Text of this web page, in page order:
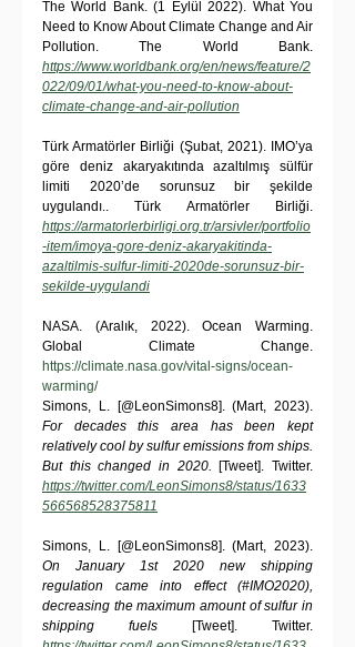
The World Bank. (1 Eylül 2022). What You
Need to Know About Climate Change and Air
https://www.worldbank.org/en/news/feature/2
022/09/01/what-you-need-to-know-about-
climate-change-and-air-pollution
Türk Armatörler Birliği (Şubat, 2021). IMO’ya
göre deniz akaryakıtında azaltılmış sülfür
limiti 2020’de sorunsuz bir şekilde
https://armatorlerbirligi.org.tr/arsivler/portfolio
-item/imoya-gore-deniz-akaryakitinda-
azaltilmis-sulfur-limiti-2020de-sorunsuz-bir-
sekilde-uygulandi
NASA. (Aralık, 2022). Ocean Warming.
https://climate.nasa.gov/vital-signs/ocean-
warming/
For decades this area has been kept
relatively cool by sulfur emissions from ships.
But this changed in 2020.
https://twitter.com/LeonSimons8/status/1633
566568528375811
On January 1st 2020 new shipping
regulation came into effect (#IMO2020),
decreasing the maximum amount of sulfur in
shipping fuels